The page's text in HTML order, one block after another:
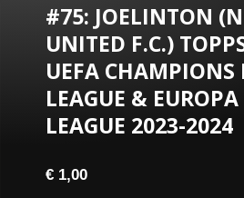
#75: JOELINTON
UNITED F.C.)
UEFA CHAMPIONS
LEAGUE &
LEAGUE 2023-2024
€ 1,00